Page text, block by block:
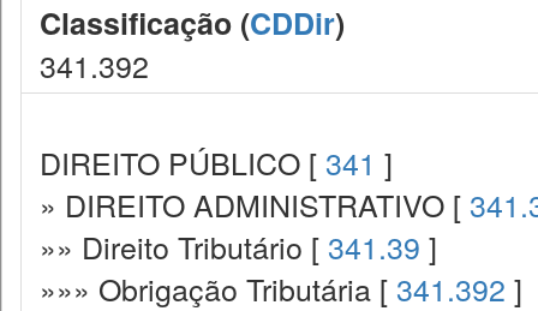
Classificação (CDDir)
341.392
DIREITO PÚBLICO [ 341 ]
» DIREITO ADMINISTRATIVO [
»» Direito Tributário [ 341.39 ]
»»» Obrigação Tributária [ 341.392 ]